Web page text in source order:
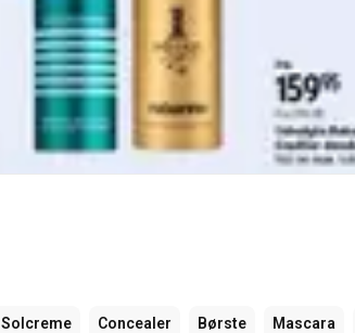
Solcreme Concealer Børste Mascara